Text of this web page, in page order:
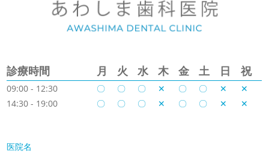
診療時間 月 火 水 木 金 土 日 祝
09:00 - 12:30 〇 〇 〇 ✕ 〇 〇 ✕
✕
14:30 - 19:00
〇 〇 〇 ✕ 〇 〇 ✕ ✕
医院名